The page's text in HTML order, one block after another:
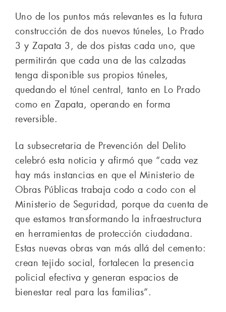
Uno de los puntos más relevantes es la futura
construcción de dos nuevos túneles, Lo Prado
3 y Zapata 3, de dos pistas cada uno, que
permitirán que cada una de las calzadas
tenga disponible sus propios túneles,
quedando el túnel central, tanto en Lo Prado
como en Zapata, operando en forma
reversible.
La subsecretaria de Prevención del Delito
celebró esta noticia y afirmó que “cada vez
hay más instancias en que el Ministerio de
Obras Públicas trabaja codo a codo con el
Ministerio de Seguridad, porque da cuenta de
que estamos transformando la infraestructura
en herramientas de protección ciudadana.
Estas nuevas obras van más allá del cemento:
crean tejido social, fortalecen la presencia
policial efectiva y generan espacios de
bienestar real para las familias”.